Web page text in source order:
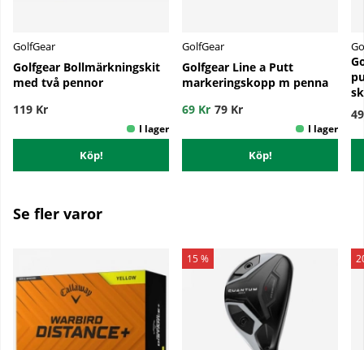
GolfGear
Golfgear Bollmärkningskit
med två pennor
119 Kr
Köp!
GolfGear
Golfgear Line a Putt
markeringskopp m penna
69 Kr 79 Kr
Köp!
Se fler varor
15 %